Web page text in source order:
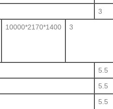
3
10000*2170*1400
3
5.5
5.5
5.5